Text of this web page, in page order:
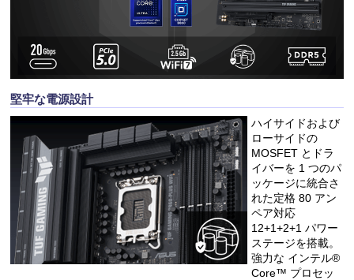
堅牢な電源設計
ハイサイドおよび
ローサイドの
MOSFET とドラ
イバーを 1 つのパ
ッケージに統合さ
れた定格 80 アン
ペア対応
12+1+2+1 パワー
ステージを搭載。
強力な インテル®
Core™ プロセッ